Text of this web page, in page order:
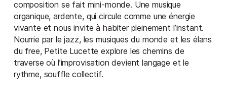
composition se fait mini-monde. Une musique
organique, ardente, qui circule comme une énergie
vivante et nous invite à habiter pleinement l’instant.
Nourrie par le jazz, les musiques du monde et les élans
du free, Petite Lucette explore les chemins de
traverse où l’improvisation devient langage et le
rythme, souffle collectif.